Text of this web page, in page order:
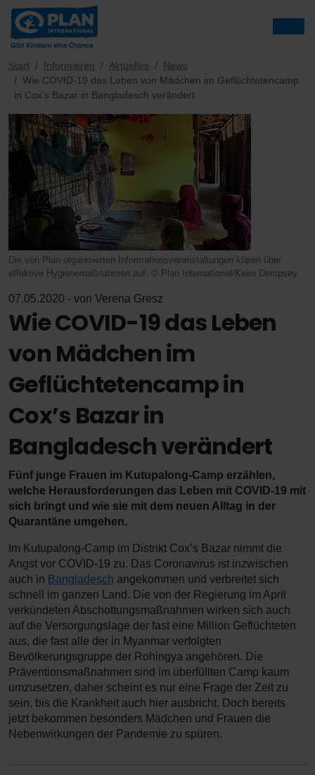
Start Informieren Aktuelles
News
Wie COVID-19 das Leben von Mädchen im Geflüchtetencamp
in Cox’s Bazar in Bangladesch verändert
Die von Plan organisierten Informationsveranstaltungen klären über
effektive Hygienemaßnahmen auf. © Plan International/Keira Dempsey.
07.05.2020 - von Verena Gresz
Wie COVID-19 das Leben
von Mädchen im
Geflüchtetencamp in
Cox’s Bazar in
Bangladesch verändert
Fünf junge Frauen im Kutupalong-Camp erzählen,
welche Herausforderungen das Leben mit COVID-19 mit
sich bringt und wie sie mit dem neuen Alltag in der
Quarantäne umgehen.
Im Kutupalong-Camp im Distrikt Cox’s Bazar nimmt die
Angst vor COVID-19 zu. Das Coronavirus ist inzwischen
auch in Bangladesch angekommen und verbreitet sich
schnell im ganzen Land. Die von der Regierung im April
verkündeten Abschottungsmaßnahmen wirken sich auch
auf die Versorgungslage der fast eine Million Geflüchteten
aus, die fast alle der in Myanmar verfolgten
Bevölkerungsgruppe der Rohingya angehören. Die
Präventionsmaßnahmen sind im überfüllten Camp kaum
umzusetzen, daher scheint es nur eine Frage der Zeit zu
sein, bis die Krankheit auch hier ausbricht. Doch bereits
jetzt bekommen besonders Mädchen und Frauen die
Nebenwirkungen der Pandemie zu spüren.